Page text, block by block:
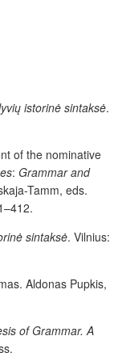
istorinė sintaksė.
of the nominative
: Grammar and
Tamm, eds.
sintaksė. Vilnius:
Aldonas Pupkis,
of Grammar. A